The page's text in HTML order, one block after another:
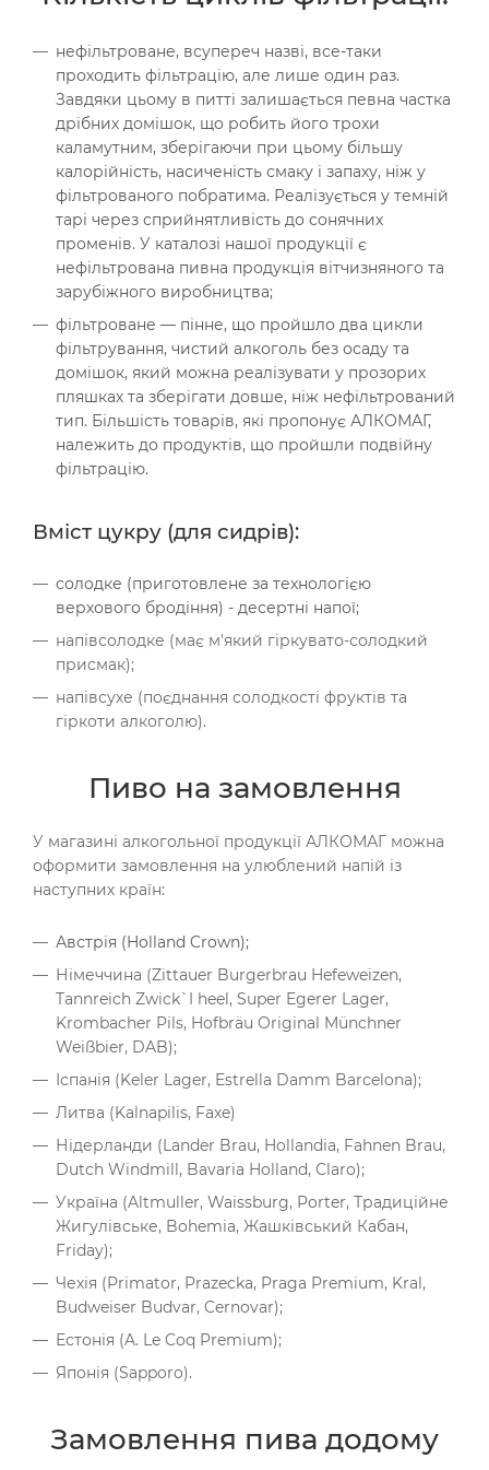
нефільтроване, всупереч назві, все-таки
проходить фільтрацію, але лише один раз.
Завдяки цьому в питті залишається певна частка
дрібних домішок, що робить його трохи
каламутним, зберігаючи при цьому більшу
калорійність, насиченість смаку і запаху, ніж у
фільтрованого побратима. Реалізується у темній
тарі через сприйнятливість до сонячних
променів. У каталозі нашої продукції є
нефільтрована пивна продукція вітчизняного та
зарубіжного виробництва;
фільтроване — пінне, що пройшло два цикли
фільтрування, чистий алкоголь без осаду та
домішок, який можна реалізувати у прозорих
пляшках та зберігати довше, ніж нефільтрований
тип. Більшість товарів, які пропонує АЛКОМАГ,
належить до продуктів, що пройшли подвійну
фільтрацію.
Вміст цукру (для сидрів):
солодке (приготовлене за технологією
верхового бродіння) - десертні напої;
напівсолодке (має м'який гіркувато-солодкий
присмак);
напівсухе (поєднання солодкості фруктів та
гіркоти алкоголю).
Пиво на замовлення
У магазині алкогольної продукції АЛКОМАГ можна
оформити замовлення на улюблений напій із
наступних країн:
Австрія (Holland Crown);
Німеччина (Zittauer Burgerbrau Hefeweizen,
Tannreich Zwick`I heel, Super Egerer Lager,
Krombacher Pils, Hofbräu Original Münchner
Weißbier, DAB);
Іспанія (Keler Lager, Estrella Damm Barcelona);
Литва (Kalnapilis, Faxe)
Нідерланди (Lander Brau, Hollandia, Fahnen Brau,
Dutch Windmill, Bavaria Holland, Claro);
Україна (Altmuller, Waissburg, Porter, Традиційне
Жигулівське, Bohemia, Жашківський Кабан,
Friday);
Чехія (Primator, Prazecka, Praga Premium, Kral,
Budweiser Budvar, Cernovar);
Естонія (A. Le Coq Premium);
Японія (Sapporo).
Замовлення пива додому